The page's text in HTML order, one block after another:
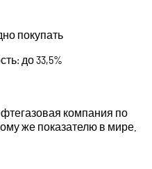
до 33,5%
компания по
же показателю в мире.